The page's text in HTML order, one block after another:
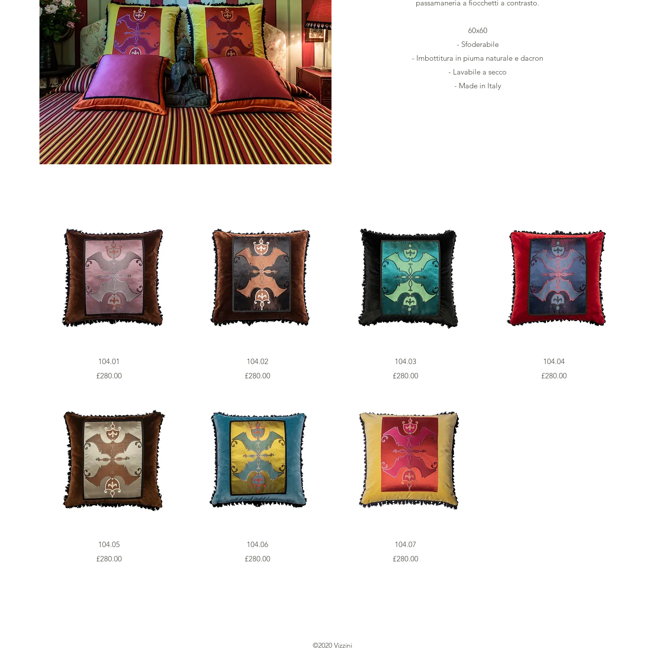
passamaneria a fiocchetti a contrasto.
60x60
- Sfoderabile
- Imbottitura in piuma naturale e dacron
- Lavabile a secco
- Made in Italy
Vista rapida
104.01
Prezzo
£280.00
Vista rapida
104.02
Prezzo
£280.00
Vista rapida
104.03
Prezzo
£280.00
Vista rapida
104.04
Prezzo
£280.00
Vista rapida
104.05
Prezzo
£280.00
Vista rapida
104.06
Prezzo
£280.00
Vista rapida
104.07
Prezzo
£280.00
©2020 Vizzini